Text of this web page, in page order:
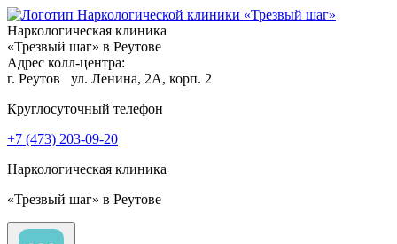
Наркологическая клиника
«Трезвый шаг» в Реутове
Адрес колл-центра:
г. Реутов
ул. Ленина, 2А, корп. 2
Круглосуточный телефон
+7 (473) 203-09-20
Наркологическая клиника
«Трезвый шаг» в Реутове